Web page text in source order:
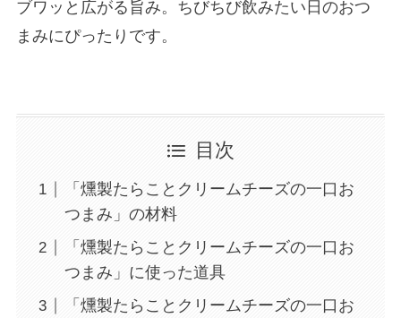
ブワッと広がる旨み。ちびちび飲みたい日のおつ
まみにぴったりです。
目次
「燻製たらことクリームチーズの一口お
つまみ」の材料
「燻製たらことクリームチーズの一口お
つまみ」に使った道具
「燻製たらことクリームチーズの一口お